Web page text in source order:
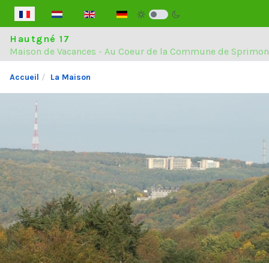
Sélectionnez votre langue
Hautgné 17
Maison de Vacances - Au Coeur de la Commune de
Accueil La Maison
La Maison
La Région
Localisation